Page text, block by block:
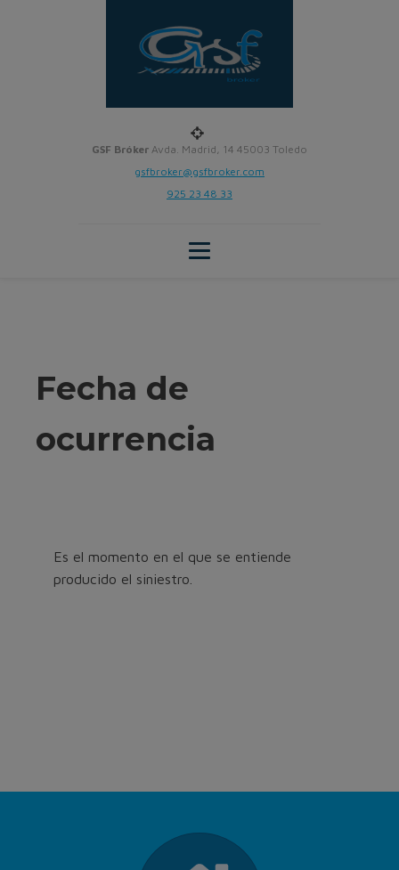
GSF Bróker Avda. Madrid, 14 45003 Toledo
gsfbroker@gsfbroker.com
925 23 48 33
Fecha de
ocurrencia
Es el momento en el que se entiende
producido el siniestro.